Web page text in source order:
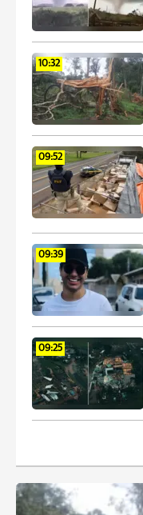
10:32
09:52
09:39
09:25